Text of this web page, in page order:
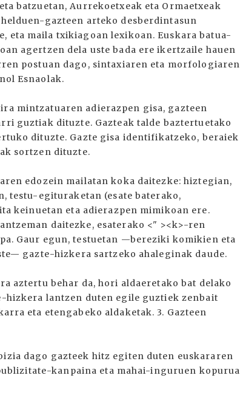
batzuetan, Aurrekoetxeak eta Ormaetxeak
gazteen arteko desberdintasun
eta maila txikiagoan lexikoan. Euskara batua-
agertzen dela uste bada ere ikertzaile hauen
postuan dago, sintaxiaren eta morfologiaren
Esnaolak.
mintzatuaren adierazpen gisa, gazteen
guztiak dituzte. Gazteak talde baztertuetako
dituzte. Gazte gisa identifikatzeko, beraiek
sortzen dituzte.
edozein mailatan koka daitezke: hiztegian,
testu-egituraketan (esate baterako,
keinuetan eta adierazpen mimikoan ere.
daitezke, esaterako <" ><k>-ren
Gaur egun, testuetan —bereziki komikien eta
gazte-hizkera sartzeko ahaleginak daude.
aztertu behar da, hori aldaeretako bat delako
lantzen duten egile guztiek zenbait
eta etengabeko aldaketak. 3. Gazteen
dago gazteek hitz egiten duten euskararen
kanpaina eta mahai-inguruen kopurua